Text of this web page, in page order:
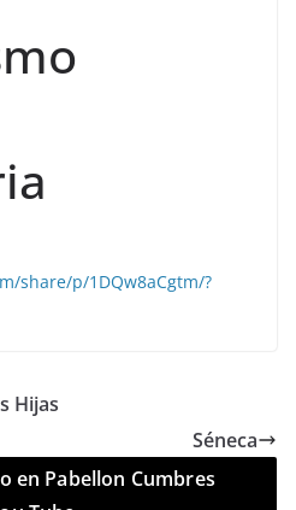
share/p/1DQw8aCgtm/?
Hijas
Séneca
en Pabellon Cumbres